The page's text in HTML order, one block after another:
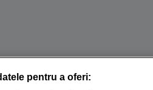
pentru a oferi: